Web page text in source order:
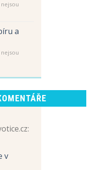
a
:
v